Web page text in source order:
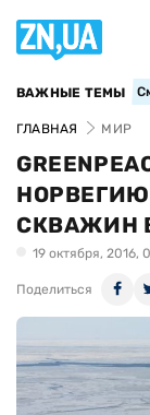
ВАЖНЫЕ ТЕМЫ
ГЛАВНАЯ МИР
СКВАЖИН
19 октября, 2016,
Поделиться